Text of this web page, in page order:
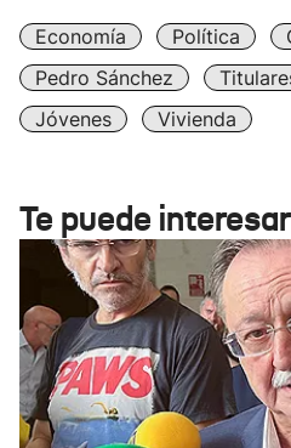
Economía Política
Pedro Sánchez
Jóvenes
Vivienda
Te puede interesar